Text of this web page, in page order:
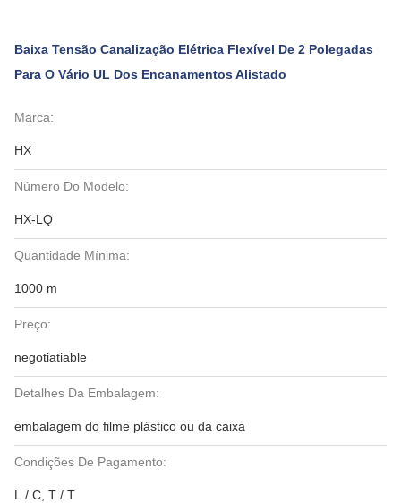
Baixa Tensão Canalização Elétrica Flexível De 2 Polegadas
Para O Vário UL Dos Encanamentos Alistado
Marca:
HX
Número Do Modelo:
HX-LQ
Quantidade Mínima:
1000 m
Preço:
negotiatiable
Detalhes Da Embalagem:
embalagem do filme plástico ou da caixa
Condições De Pagamento:
L / C, T / T